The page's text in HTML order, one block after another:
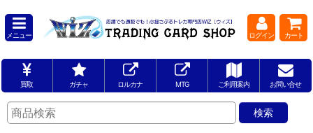
メニュー ログイン カート
買取 ガチャ ロルカナ MTG ご利用案内 お問い合せ